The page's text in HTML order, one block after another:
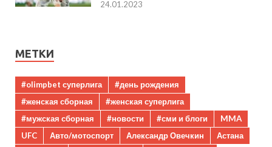
24.01.2023
МЕТКИ
#olimpbet суперлига
#день рождения
#женская сборная
#женская суперлига
#мужская сборная
#новости #сми и блоги
MMA
UFC
Авто/мотоспорт Александр Овечкин
Астана